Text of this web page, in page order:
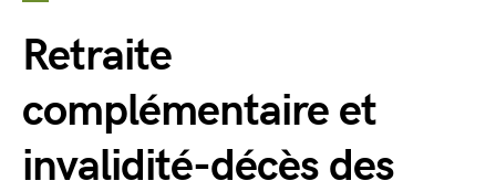
Retraite
complémentaire et
invalidité-décès des